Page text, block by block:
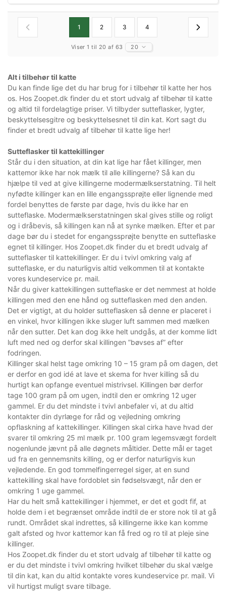
1 2 3 4
Viser 1 til 20 af 63 20
Alt i tilbehør til katte
Du kan finde lige det du har brug for i tilbehør til katte her hos
os. Hos Zoopet.dk finder du et stort udvalg af tilbehør til katte
og altid til fordelagtige priser. Vi tilbyder sutteflasker, lygter,
beskyttelsesgitre og beskyttelsesnet til din kat. Kort sagt du
finder et bredt udvalg af tilbehør til katte lige her!
Sutteflasker til kattekillinger
Står du i den situation, at din kat lige har fået killinger, men
kattemor ikke har nok mælk til alle killingerne? Så kan du
hjælpe til ved at give killingerne modermælkserstatning. Til helt
nyfødte killinger kan en lille engangssprøjte eller lignende med
fordel benyttes de første par dage, hvis du ikke har en
sutteflaske. Modermælkserstatningen skal gives stille og roligt
og i dråbevis, så killingen kan nå at synke mælken. Efter et par
dage bør du i stedet for engangssprøjte benytte en sutteflaske
egnet til killinger. Hos Zoopet.dk finder du et bredt udvalg af
sutteflasker til kattekillinger. Er du i tvivl omkring valg af
sutteflaske, er du naturligvis altid velkommen til at kontakte
vores kundeservice pr. mail.
Når du giver kattekillingen sutteflaske er det nemmest at holde
killingen med den ene hånd og sutteflasken med den anden.
Det er vigtigt, at du holder sutteflasken så denne er placeret i
en vinkel, hvor killingen ikke sluger luft sammen med mælken
når den sutter. Det kan dog ikke helt undgås, at der komme lidt
luft med ned og derfor skal killingen ”bøvses af” efter
fodringen.
Killinger skal helst tage omkring 10 – 15 gram på om dagen, det
er derfor en god idé at lave et skema for hver killing så du
hurtigt kan opfange eventuel mistrivsel. Killingen bør derfor
tage 100 gram på om ugen, indtil den er omkring 12 uger
gammel. Er du det mindste i tvivl anbefaler vi, at du altid
kontakter din dyrlæge for råd og vejledning omkring
opflaskning af kattekillinger. Killingen skal cirka have hvad der
svarer til omkring 25 ml mælk pr. 100 gram legemsvægt fordelt
nogenlunde jævnt på alle døgnets måltider. Dette mål er taget
ud fra en gennemsnits killing, og er derfor naturligvis kun
vejledende. En god tommelfingerregel siger, at en sund
kattekilling skal have fordoblet sin fødselsvægt, når den er
omkring 1 uge gammel.
Har du helt små kattekillinger i hjemmet, er det et godt fif, at
holde dem i et begrænset område indtil de er store nok til at gå
rundt. Området skal indrettes, så killingerne ikke kan komme
galt afsted og hvor kattemor kan få fred og ro til at pleje sine
killinger.
Hos Zoopet.dk finder du et stort udvalg af tilbehør til katte og
er du det mindste i tvivl omkring hvilket tilbehør du skal vælge
til din kat, kan du altid kontakte vores kundeservice pr. mail. Vi
vil hurtigst muligt svare tilbage.